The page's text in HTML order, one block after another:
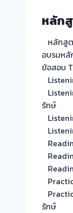
หลักสู
หลักสูต
อบรมหลั
ข้อสอบ
รักษ์
รักษ์